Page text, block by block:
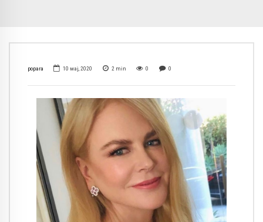
popara 10 мај, 2020 2 min 0 0